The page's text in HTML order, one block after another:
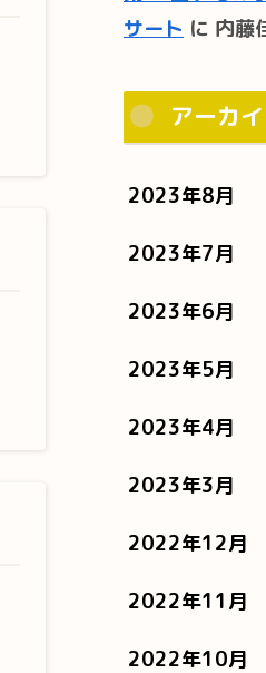
サート に 内藤
アーカ
2023年8月
2023年7月
2023年6月
2023年5月
2023年4月
2023年3月
2022年12月
2022年11月
2022年10月